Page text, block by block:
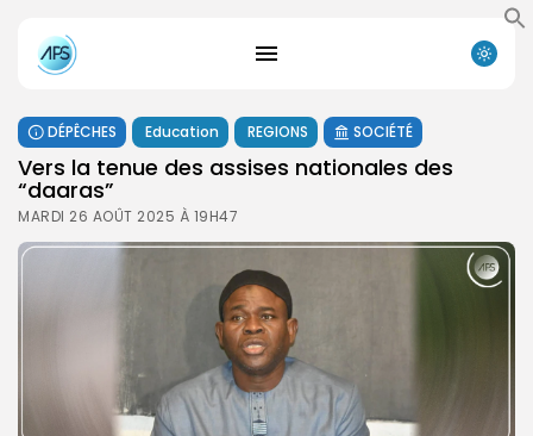
DÉPÊCHES Education REGIONS SOCIÉTÉ
Vers la tenue des assises nationales des
“daaras”
MARDI 26 AOÛT 2025 À 19H47